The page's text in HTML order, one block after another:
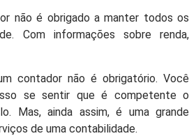
não é obrigado a manter todos os
Com informações sobre renda,
contador não é obrigatório. Você
se sentir que é competente o
Mas, ainda assim, é uma grande
de uma contabilidade.